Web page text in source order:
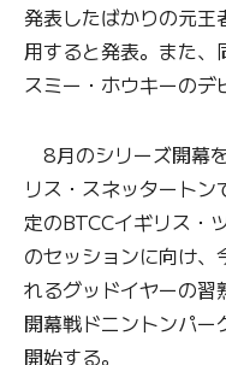
発表したばかりの元王
用すると発表。また、
スミー・ホウキーのデ
8月のシリーズ開幕
リス・スネッタート
定のBTCCイギリス・
のセッションに向け、
れるグッドイヤーの習
開幕戦ドニントンパー
開始する。